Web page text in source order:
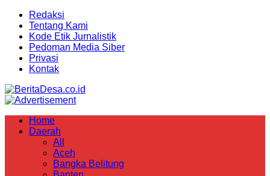
Redaksi
Tentang Kami
Kode Etik Jurnalistik
Pedoman Media Siber
Privasi
Kontak
Home
Daerah
All
Aceh
Bangka Belitung